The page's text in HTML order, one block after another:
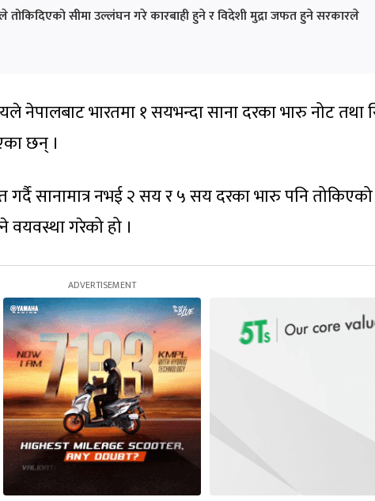
तोकिदिएको सीमा उल्लंघन गरे कारबाही हुने र विदेशी मुद्रा जफत हुने सरकारले
नेपालबाट भारतमा १ सयभन्दा साना दरका भारु नोट तथा
छन् ।
गर्दै सानामात्र नभई २ सय र ५ सय दरका भारु पनि तोकिएको
वयवस्था गरेको हो ।